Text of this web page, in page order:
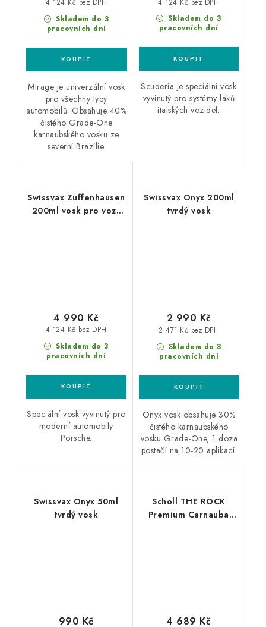
Skladem do 3
pracovních dní
4 124 Kč bez DPH
Mirage je univerzální vosk
pro všechny typy
automobilů. Obsahuje 40%
čistého Grade-One
karnaubského vosku ze
severní Brazílie.
Skladem do 3
pracovních dní
4 124 Kč bez DPH
Scuderia je speciální vosk
vyvinutý pro systémy laků
italských vozidel.
Swissvax Zuffenhausen
200ml vosk pro vozy
Skladem do 3
pracovních dní
4 124 Kč bez DPH
4 990 Kč
Speciální vosk vyvinutý pro
moderní automobily
Porsche.
Swissvax Onyx 200ml
tvrdý vosk
Skladem do 3
pracovních dní
2 471 Kč bez DPH
2 990 Kč
Onyx vosk obsahuje 30%
čistého karnaubského
vosku Grade-One, 1 doza
postačí na 10-20 aplikací.
Swissvax Onyx 50ml
tvrdý vosk
990 Kč
Scholl THE ROCK
Premium Carnauba
4 689 Kč